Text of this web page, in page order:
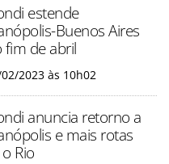
estende
Buenos Aires
fim de abril
2023 às 10h02
anuncia retorno a
e mais rotas
Rio